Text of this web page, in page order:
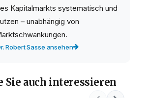
Kapitalmarkts systematisch und
– unabhängig von
Robert Sasse ansehen
Sie auch interessieren